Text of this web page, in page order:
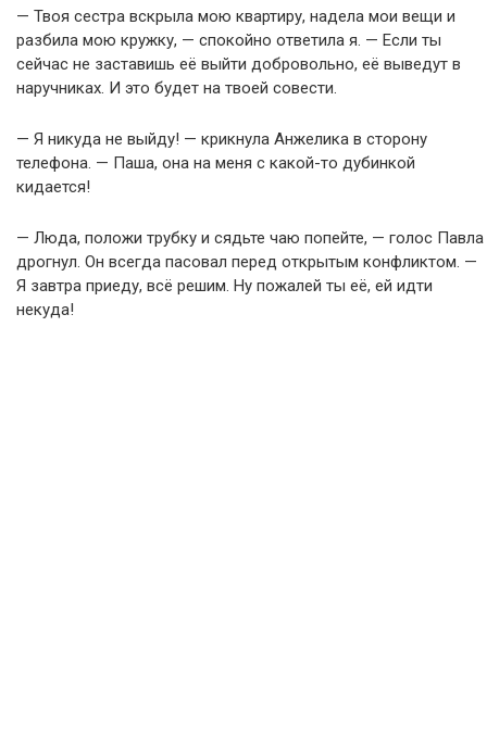
— Твоя сестра вскрыла мою квартиру, надела мои вещи и
разбила мою кружку, — спокойно ответила я. — Если ты
сейчас не заставишь её выйти добровольно, её выведут в
наручниках. И это будет на твоей совести.
— Я никуда не выйду! — крикнула Анжелика в сторону
телефона. — Паша, она на меня с какой-то дубинкой
кидается!
— Люда, положи трубку и сядьте чаю попейте, — голос Павла
дрогнул. Он всегда пасовал перед открытым конфликтом. —
Я завтра приеду, всё решим. Ну пожалей ты её, ей идти
некуда!